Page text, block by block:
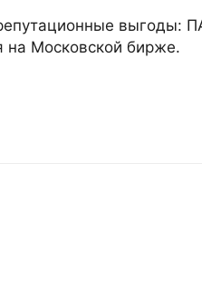
выгоды:
на Московской бирже.